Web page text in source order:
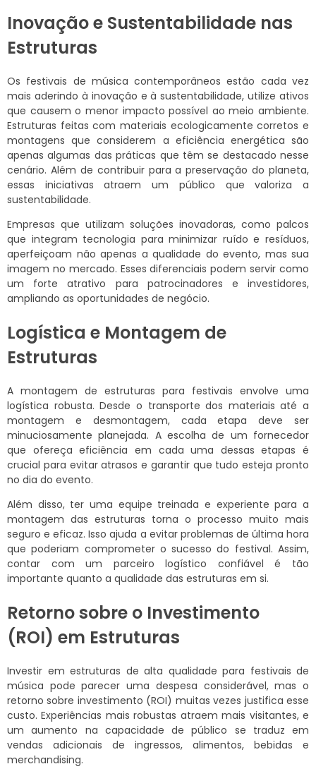
Inovação e Sustentabilidade nas
Estruturas
Os festivais de música contemporâneos estão cada vez
mais aderindo à inovação e à sustentabilidade, utilize ativos
que causem o menor impacto possível ao meio ambiente.
Estruturas feitas com materiais ecologicamente corretos e
montagens que considerem a eficiência energética são
apenas algumas das práticas que têm se destacado nesse
cenário. Além de contribuir para a preservação do planeta,
essas iniciativas atraem um público que valoriza a
sustentabilidade.
Empresas que utilizam soluções inovadoras, como palcos
que integram tecnologia para minimizar ruído e resíduos,
aperfeiçoam não apenas a qualidade do evento, mas sua
imagem no mercado. Esses diferenciais podem servir como
um forte atrativo para patrocinadores e investidores,
ampliando as oportunidades de negócio.
Logística e Montagem de
Estruturas
A montagem de estruturas para festivais envolve uma
logística robusta. Desde o transporte dos materiais até a
montagem e desmontagem, cada etapa deve ser
minuciosamente planejada. A escolha de um fornecedor
que ofereça eficiência em cada uma dessas etapas é
crucial para evitar atrasos e garantir que tudo esteja pronto
no dia do evento.
Além disso, ter uma equipe treinada e experiente para a
montagem das estruturas torna o processo muito mais
seguro e eficaz. Isso ajuda a evitar problemas de última hora
que poderiam comprometer o sucesso do festival. Assim,
contar com um parceiro logístico confiável é tão
importante quanto a qualidade das estruturas em si.
Retorno sobre o Investimento
(ROI) em Estruturas
Investir em estruturas de alta qualidade para festivais de
música pode parecer uma despesa considerável, mas o
retorno sobre investimento (ROI) muitas vezes justifica esse
custo. Experiências mais robustas atraem mais visitantes, e
um aumento na capacidade de público se traduz em
vendas adicionais de ingressos, alimentos, bebidas e
merchandising.